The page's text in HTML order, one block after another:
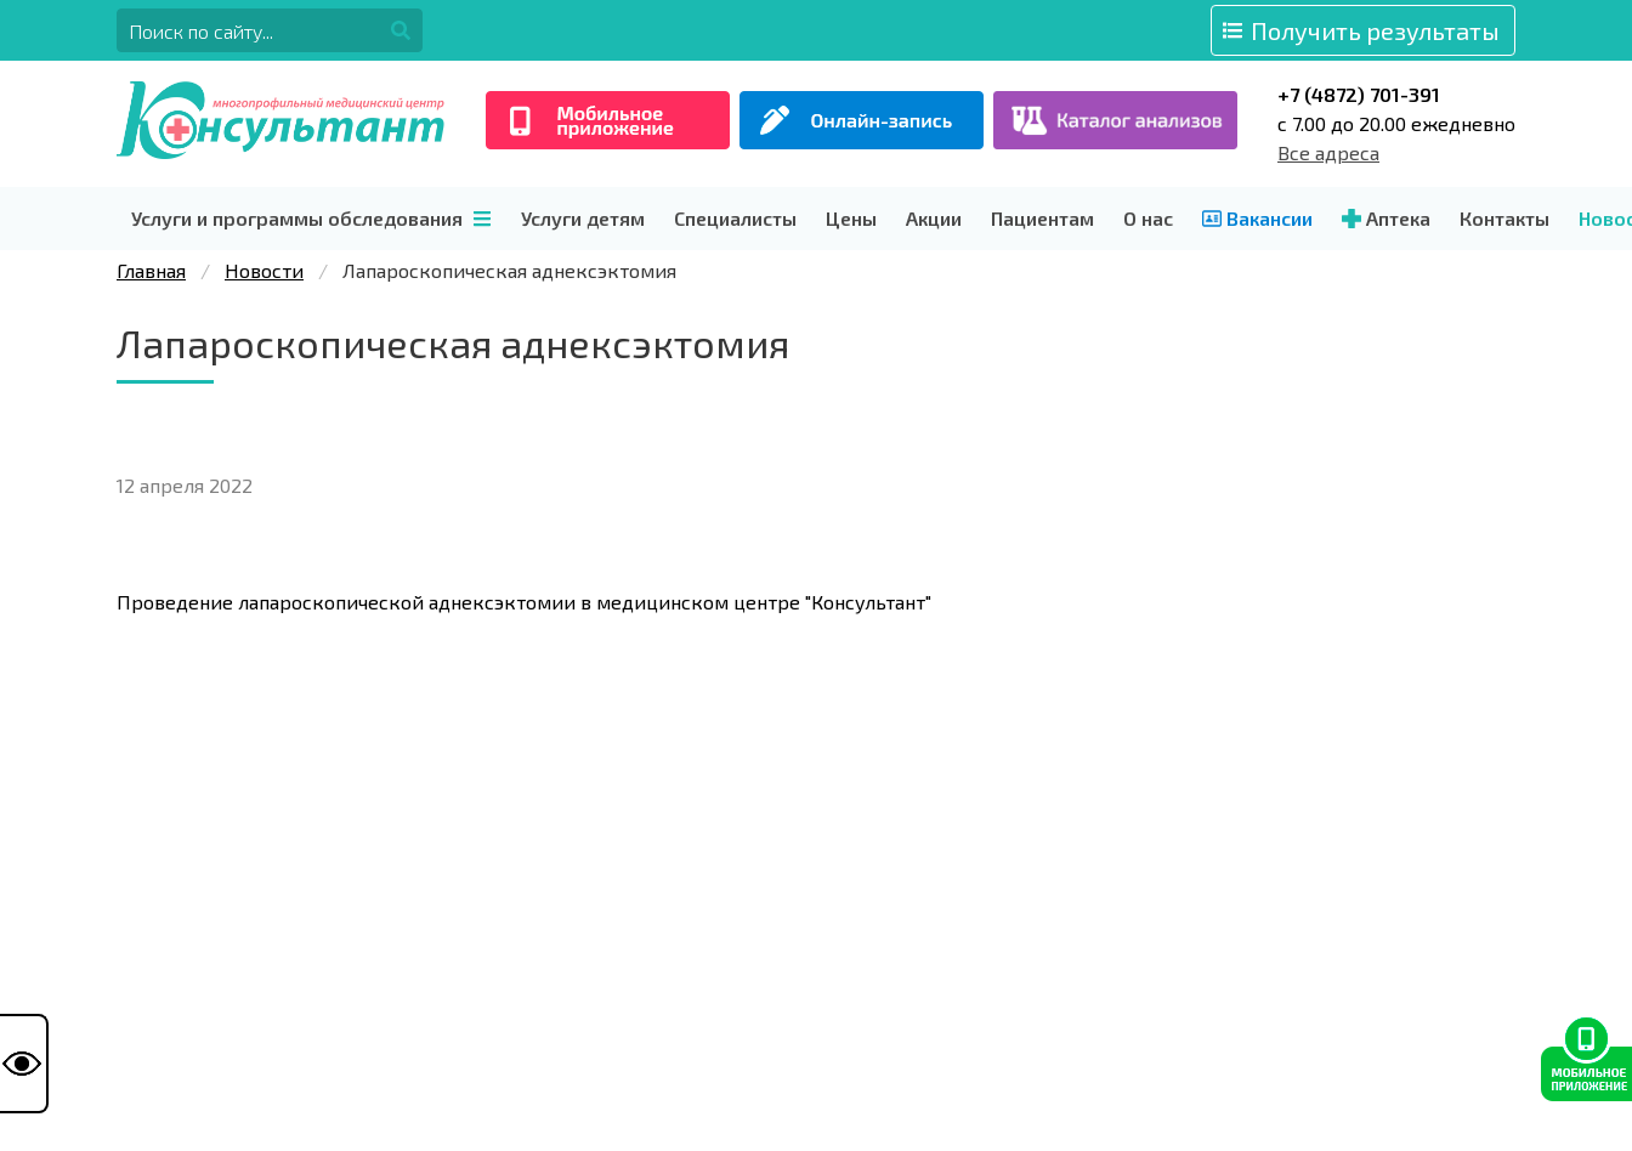
Получить результаты
+7 (4872) 701-391
c 7.00 до 20.00 ежедневно
Все адреса
Услуги и программы обследования Услуги детям Специалисты Цены Акции Пациентам О нас Вакансии Аптека Контакты
Главная Новости Лапароскопическая аднексэктомия
Лапароскопическая аднексэктомия
12 апреля 2022
Проведение лапароскопической аднексэктомии в медицинском центре "Консультант"